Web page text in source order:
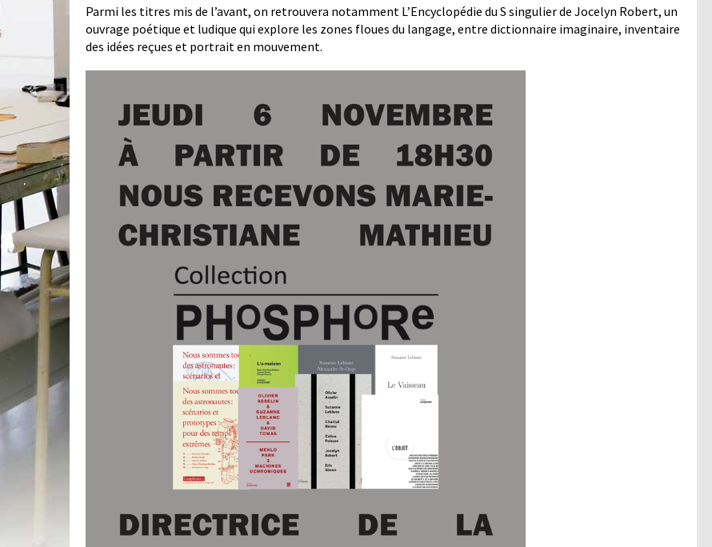
Parmi les titres mis de l’avant, on retrouvera notamment L’Encyclopédie du S singulier de Jocelyn Robert, un
ouvrage poétique et ludique qui explore les zones floues du langage, entre dictionnaire imaginaire, inventaire
des idées reçues et portrait en mouvement.